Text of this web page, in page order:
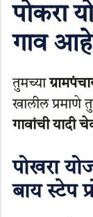
पोकरा
गाव
तुमच्या
खालील प्रमाणे
गावांची यादी
पोखरा
बाय स्टेप